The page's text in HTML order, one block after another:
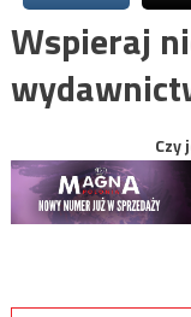
Wspieraj
Czy